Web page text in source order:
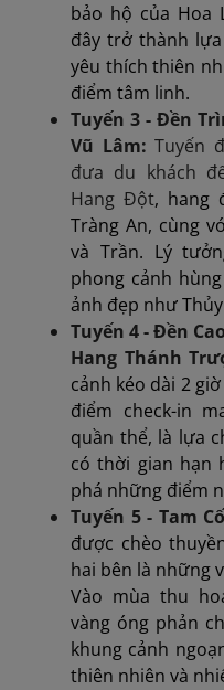
bảo hộ của Hoa
đây trở thành
yêu thích thiên
điểm tâm linh.
Tuyến 3 - Đền
Vũ Lâm:Tuyến
đưa du khách
Hang Đột, hang
Tràng An, cùng
và Trần. Lý
phong cảnh
ảnh đẹp như
Tuyến 4 - Đền
Hang Thánh
cảnh kéo dài 2
điểm check-in
quần thể, là lựa
có thời gian hạn
phá những điểm
Tuyến 5 - Tam
được chèo
hai bên là những
Vào mùa thu
vàng óng phản
khung cảnh
thiên nhiên và